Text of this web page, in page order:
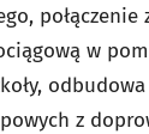
połączenie
w
z